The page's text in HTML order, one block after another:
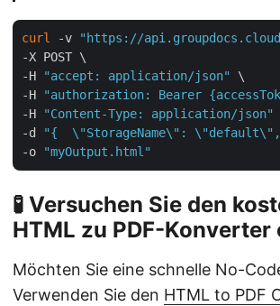
curl -v
"https://
-X POST \
-H
"accept: application/json"
\
-H
"authorization: Bearer
-H
"Content-Type: application/json"
-d
"{  \"StorageName\":
-o
"myOutput.html"
🧪 Versuchen Sie den
HTML zu PDF-Konverter
Möchten Sie eine schnelle No-
Verwenden Sie den HTML to PDF